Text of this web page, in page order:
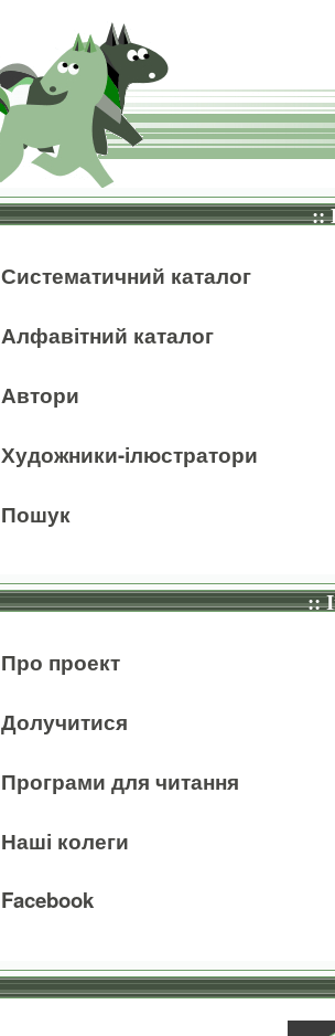
::
Систематичний каталог
Алфавітний каталог
Автори
Художники-ілюстратори
Пошук
::
Про проект
Долучитися
Програми для читання
Наші колеги
Facebook